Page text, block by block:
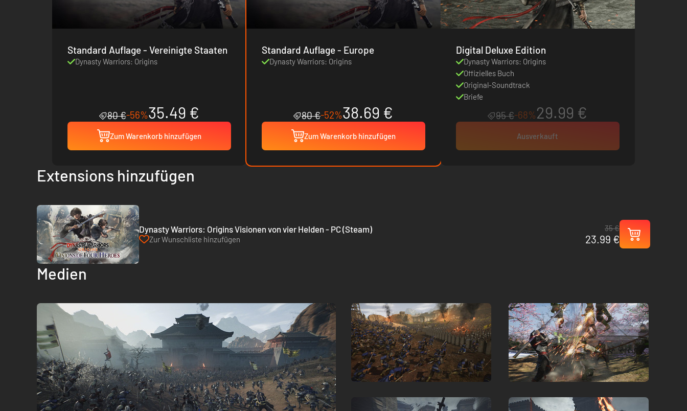
Standard Auflage - Vereinigte Staaten
Dynasty Warriors: Origins
80 €-56%35.49 €
Zum Warenkorb hinzufügen
Standard Auflage - Europe
Dynasty Warriors: Origins
80 €-52%38.69 €
Zum Warenkorb hinzufügen
Digital Deluxe Edition
Dynasty Warriors: Origins
Offizielles Buch
Original-Soundtrack
Briefe
95 €-68%29.99 €
Ausverkauft
Extensions hinzufügen
Dynasty Warriors: Origins Visionen von vier Helden - PC (Steam)
Zur Wunschliste hinzufügen
35 €
23.99 €
Medien